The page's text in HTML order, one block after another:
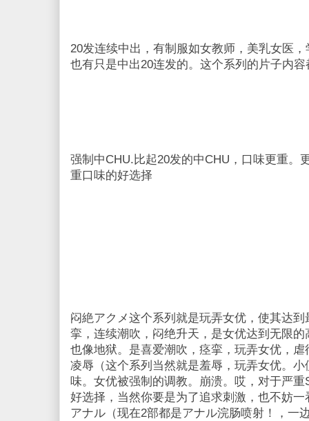
20发连续中出，有制服如女教师，美乳女医
也有只是中出20连发的。这个系列的片子内
强制中CHU.比起20发的中CHU，口味更重。
重口味的好选择
闷絶アクメ这个系列就是玩弄女优，使其达
挛，连续潮吹，闷绝升天，是女优达到无限
也像地狱。是喜爱潮吹，痉挛，玩弄女优，虐
凌辱（这个系列当然就是羞辱，玩弄女优。
味。女优被强制的调教。崩溃。哎，对于严
好选择，当然你要是为了追求刺激，也不妨一
アナル（现在2部都是アナル浣肠喷射！，一